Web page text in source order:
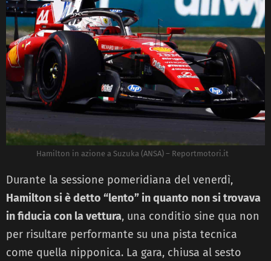
Hamilton in azione a Suzuka (ANSA) – Reportmotori.it
Durante la sessione pomeridiana del venerdì,
Hamilton si è detto “lento” in quanto non si trovava
in fiducia con la vettura, una conditio sine qua non
per risultare performante su una pista tecnica
come quella nipponica. La gara, chiusa al sesto